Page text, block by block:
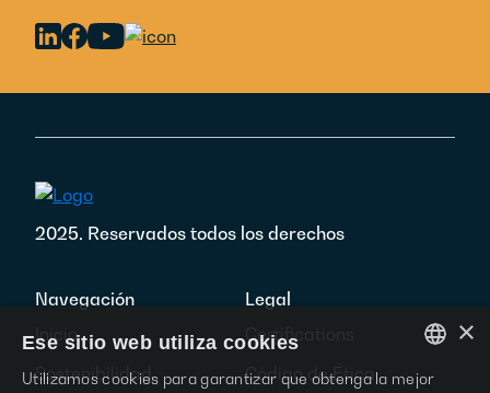
2025. Reservados todos los derechos
Navegación
Inicio
Sostenibilidad
Legal
Certifications
Código de Ética
×
Ese sitio web utiliza cookies
Utilizamos cookies para garantizar que obtenga la mejor